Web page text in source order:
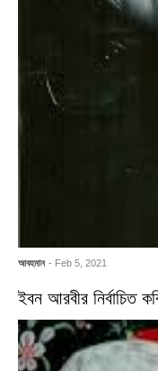
আবহমান - Feb 5, 2021
ইবন আরবীর নির্বাচিত